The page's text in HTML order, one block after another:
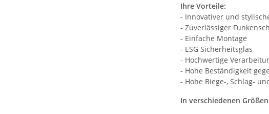
Ihre Vorteile:
- Innovativer und
- Zuverlässiger
- Einfache Montage
- ESG Sicherheitsglas
- Hochwertige
- Hohe Beständigkeit
- Hohe Biege-, Schlag-
In verschiedenen